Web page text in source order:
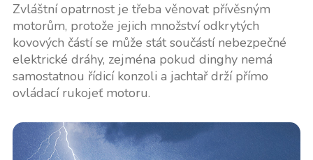
Zvláštní opatrnost je třeba věnovat přívěsným
motorům, protože jejich množství odkrytých
kovových částí se může stát součástí nebezpečné
elektrické dráhy, zejména pokud dinghy nemá
samostatnou řídicí konzoli a jachtař drží přímo
ovládací rukojeť motoru.